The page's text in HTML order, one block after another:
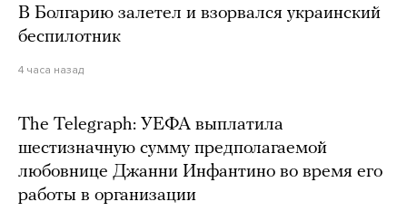
В Болгарию залетел и взорвался украинский
беспилотник
4 часа назад
The Telegraph: УЕФА выплатила
шестизначную сумму предполагаемой
любовнице Джанни Инфантино во время его
работы в организации